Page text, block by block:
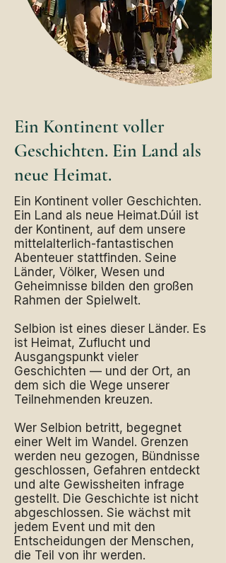
Ein Kontinent voller
Geschichten. Ein Land als
neue Heimat.
Ein Kontinent voller Geschichten.
Ein Land als neue Heimat.Dúil ist
der Kontinent, auf dem unsere
mittelalterlich-fantastischen
Abenteuer stattfinden. Seine
Länder, Völker, Wesen und
Geheimnisse bilden den großen
Rahmen der Spielwelt.
Selbion ist eines dieser Länder. Es
ist Heimat, Zuflucht und
Ausgangspunkt vieler
Geschichten — und der Ort, an
dem sich die Wege unserer
Teilnehmenden kreuzen.
Wer Selbion betritt, begegnet
einer Welt im Wandel. Grenzen
werden neu gezogen, Bündnisse
geschlossen, Gefahren entdeckt
und alte Gewissheiten infrage
gestellt. Die Geschichte ist nicht
abgeschlossen. Sie wächst mit
jedem Event und mit den
Entscheidungen der Menschen,
die Teil von ihr werden.